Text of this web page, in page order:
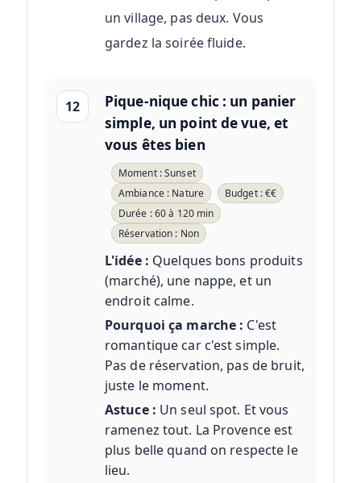
un village, pas deux. Vous
gardez la soirée fluide.
12
Pique-nique chic : un panier
simple, un point de vue, et
vous êtes bien
Moment : Sunset
Ambiance : Nature
Budget : €€
Durée : 60 à 120 min
Réservation : Non
L'idée : Quelques bons produits
(marché), une nappe, et un
endroit calme.
Pourquoi ça marche : C'est
romantique car c'est simple.
Pas de réservation, pas de bruit,
juste le moment.
Astuce : Un seul spot. Et vous
ramenez tout. La Provence est
plus belle quand on respecte le
lieu.